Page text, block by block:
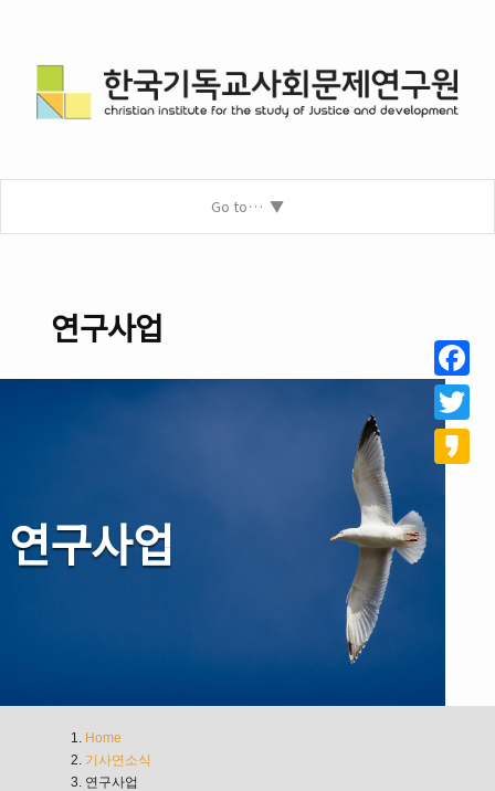
Go to…
연구사업
연구사업
Home
기사연소식
연구사업
Twitter